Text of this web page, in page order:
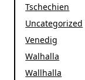
Tschechien
Uncategorized
Venedig
Walhalla
Wallhalla